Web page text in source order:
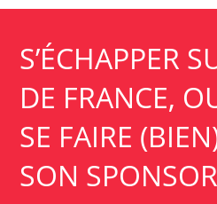
S’ÉCHAPPER
DE FRANCE,
SE FAIRE
SON